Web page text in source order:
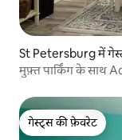
St Petersburg में
मुफ़्त पार्किंग के साथ
गेस्ट्स की फ़ेवरेट
गेस्ट्स की फ़ेवरेट